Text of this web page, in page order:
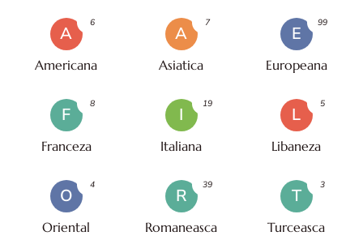
A
Americana
6
A
Asiatica
7
E
Europeana
99
F
Franceza
8
I
Italiana
19
L
Libaneza
5
O
Oriental
4
R
Romaneasca
39
T
Turceasca
3